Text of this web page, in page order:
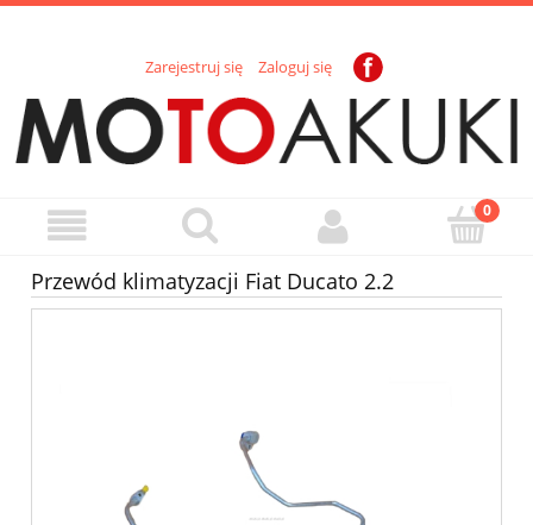
Zarejestruj się Zaloguj się
Przewód klimatyzacji Fiat Ducato 2.2